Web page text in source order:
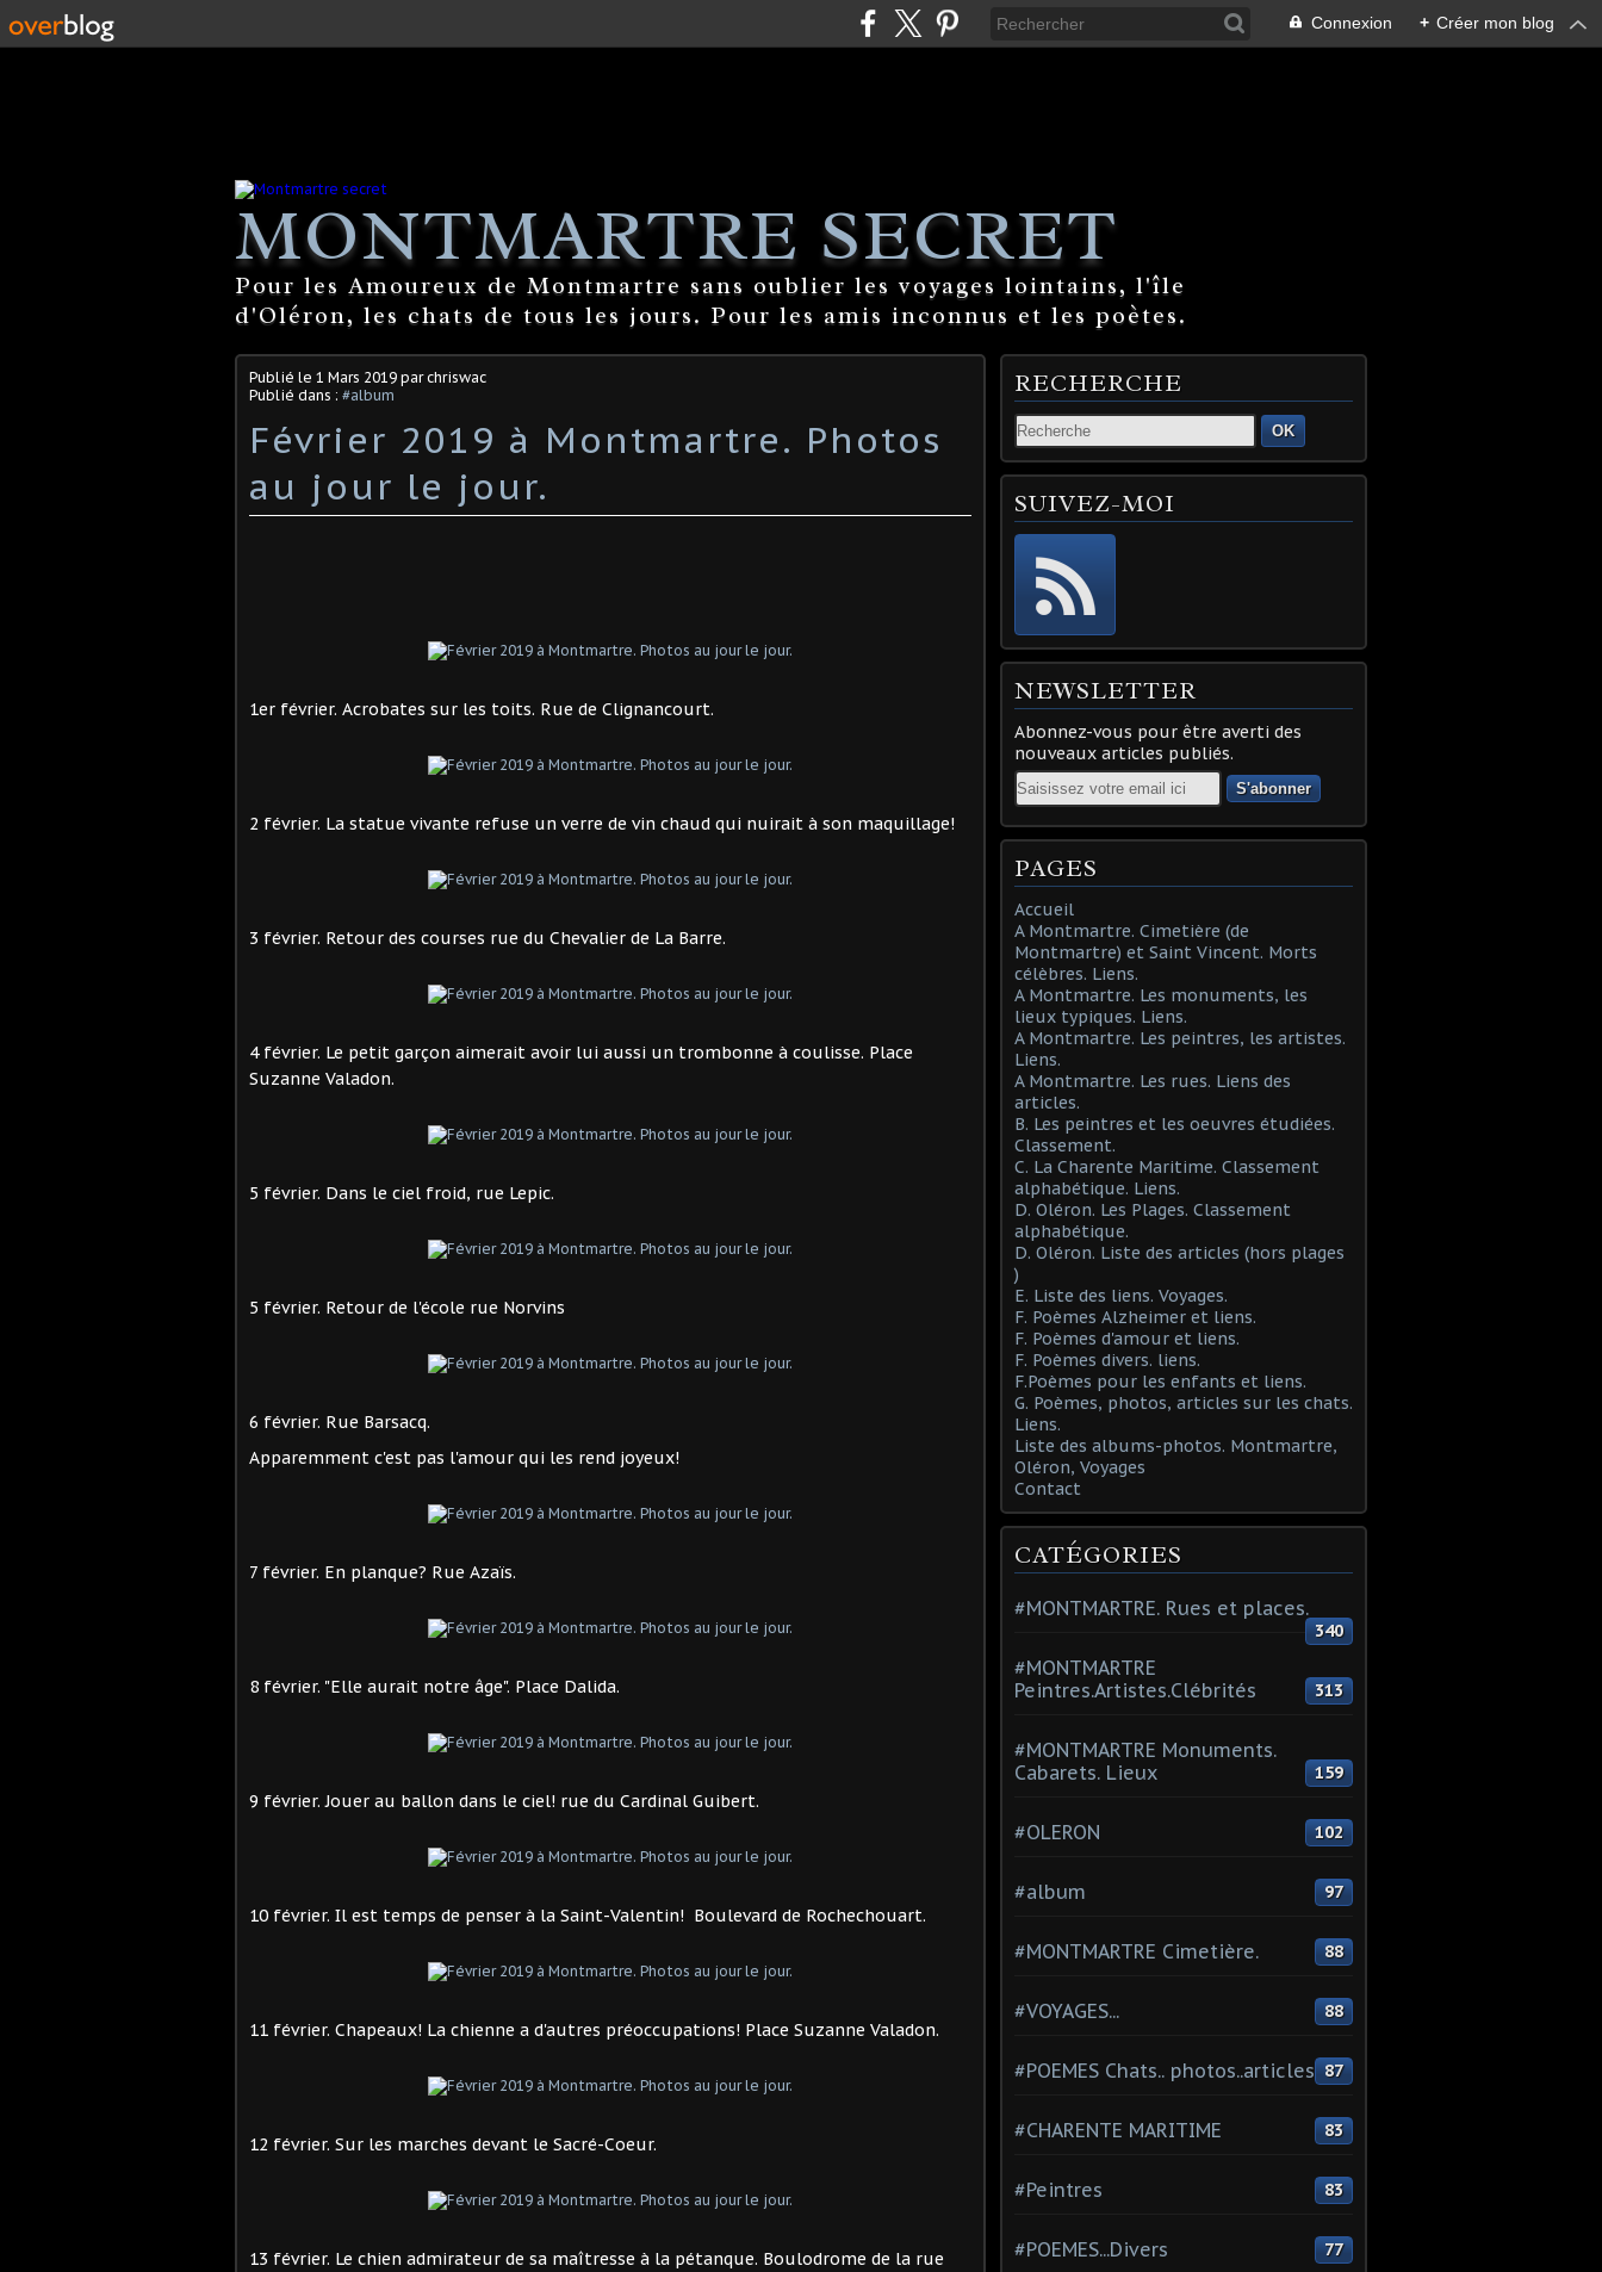
Connexion + Créer mon blog
MONTMARTRE SECRET
Pour les Amoureux de Montmartre sans oublier les voyages lointains, l'île
d'Oléron, les chats de tous les jours. Pour les amis inconnus et les poètes.
Publié le 1 Mars 2019 par chriswac
Publié dans : #album
Février 2019 à Montmartre. Photos
au jour le jour.
1er février. Acrobates sur les toits. Rue de Clignancourt.
2 février. La statue vivante refuse un verre de vin chaud qui nuirait à son maquillage!
3 février. Retour des courses rue du Chevalier de La Barre.
4 février. Le petit garçon aimerait avoir lui aussi un trombonne à coulisse. Place
Suzanne Valadon.
5 février. Dans le ciel froid, rue Lepic.
5 février. Retour de l'école rue Norvins
6 février. Rue Barsacq.
Apparemment c'est pas l'amour qui les rend joyeux!
7 février. En planque? Rue Azaïs.
8 février. "Elle aurait notre âge". Place Dalida.
9 février. Jouer au ballon dans le ciel! rue du Cardinal Guibert.
10 février. Il est temps de penser à la Saint-Valentin! Boulevard de Rochechouart.
11 février. Chapeaux! La chienne a d'autres préoccupations! Place Suzanne Valadon.
12 février. Sur les marches devant le Sacré-Coeur.
13 février. Le chien admirateur de sa maîtresse à la pétanque. Boulodrome de la rue
RECHERCHE
OK
SUIVEZ-MOI
NEWSLETTER
Abonnez-vous pour être averti des
nouveaux articles publiés.
Email
PAGES
Accueil
A Montmartre. Cimetière (de
Montmartre) et Saint Vincent. Morts
célèbres. Liens.
A Montmartre. Les monuments, les
lieux typiques. Liens.
A Montmartre. Les peintres, les artistes.
Liens.
A Montmartre. Les rues. Liens des
articles.
B. Les peintres et les oeuvres étudiées.
Classement.
C. La Charente Maritime. Classement
alphabétique. Liens.
D. Oléron. Les Plages. Classement
alphabétique.
D. Oléron. Liste des articles (hors plages
)
E. Liste des liens. Voyages.
F. Poèmes Alzheimer et liens.
F. Poèmes d'amour et liens.
F. Poèmes divers. liens.
F.Poèmes pour les enfants et liens.
G. Poèmes, photos, articles sur les chats.
Liens.
Liste des albums-photos. Montmartre,
Oléron, Voyages
Contact
CATÉGORIES
#MONTMARTRE. Rues et places.
340
#MONTMARTRE
Peintres.Artistes.Clébrités
313
#MONTMARTRE Monuments.
Cabarets. Lieux
159
#OLERON 102
#album 97
#MONTMARTRE Cimetière. 88
#VOYAGES... 88
#POEMES Chats.. photos..articles 87
#CHARENTE MARITIME 83
#Peintres 83
#POEMES...Divers 77